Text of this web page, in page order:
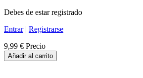
Debes de estar registrado
Entrar| Registrarse
9,99 € Precio
Añadir al carrito